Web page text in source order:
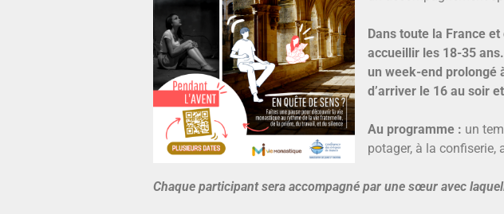
Dans toute la France
accueillir les 18-35 ans.
un week-end prolongé
d’arriver le 16 au soir
Au programme : un
potager, à la confiserie,
Chaque participant sera accompagné par une sœur avec